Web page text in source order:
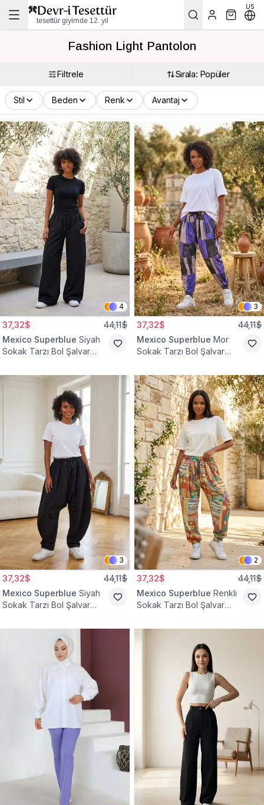
tesettür giyimde 12. yıl
US
Fashion Light Pantolon
Filtrele Sırala: Popüler
Stil Beden Renk Avantaj
4
37,32$ 44,11$
Mexico Superblue Siyah
Sokak Tarzı Bol Şalvar
3
37,32$ 44,11$
Mexico Superblue Mor
Sokak Tarzı Bol Şalvar
3
37,32$ 44,11$
Mexico Superblue Siyah
Sokak Tarzı Bol Şalvar
2
37,32$ 44,11$
Mexico Superblue Renkli
Sokak Tarzı Bol Şalvar